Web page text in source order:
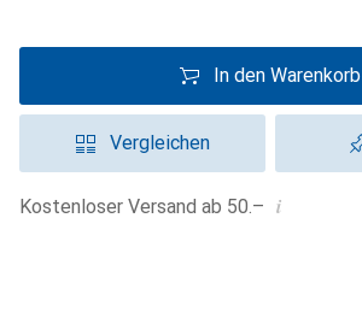
In den Warenkorb
Vergleichen
Kostenloser Versand ab 50.– i